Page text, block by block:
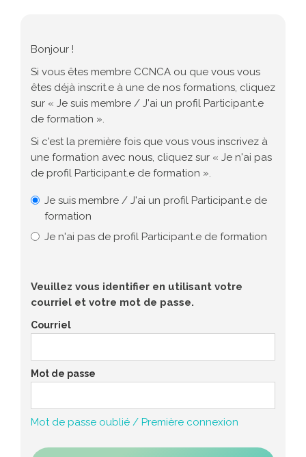
Bonjour !
Si vous êtes membre CCNCA ou que vous vous
êtes déjà inscrit.e à une de nos formations, cliquez
sur « Je suis membre / J'ai un profil Participant.e
de formation ».
Si c'est la première fois que vous vous inscrivez à
une formation avec nous, cliquez sur « Je n'ai pas
de profil Participant.e de formation ».
Je suis membre / J'ai un profil Participant.e de
formation
Je n'ai pas de profil Participant.e de formation
Veuillez vous identifier en utilisant votre
courriel et votre mot de passe.
Courriel
Mot de passe
Mot de passe oublié / Première connexion